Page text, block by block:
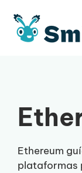
para
Ethereum
plataformas